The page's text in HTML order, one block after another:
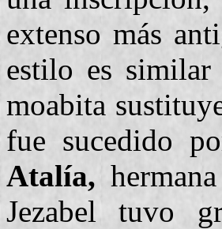
extenso más
estilo es
moabita
fue sucedido
Atalía,
Jezabel tuvo